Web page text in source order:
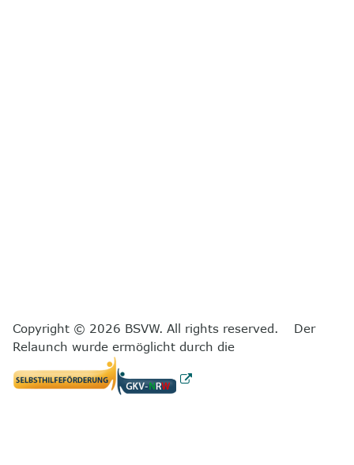
Copyright © 2026 BSVW. All rights reserved. Der
Relaunch wurde ermöglicht durch die